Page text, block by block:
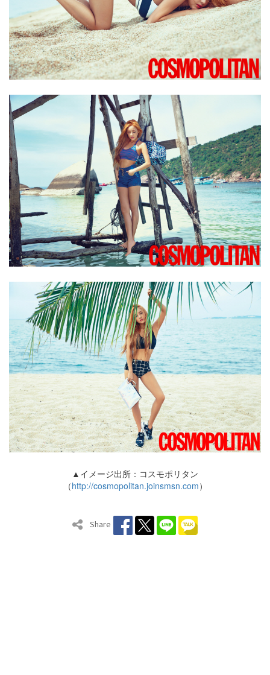
▲イメージ出所：コスモポリタン
（http://cosmopolitan.joinsmsn.com）
Share